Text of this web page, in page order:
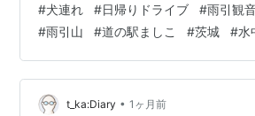
ョンで紹介されていたことも影響して
せんが、結構混むので、あじさいの時
必須だと思います。帰りの反対車線の
しました。あの逃げ場のない狭い山道
ら、引き返すこともできず悲惨なこと
#犬連れ #日帰りドライブ #雨引観
#雨引山 #道の駅ましこ #茨城 #水
t_ka:Diary • 1ヶ月前